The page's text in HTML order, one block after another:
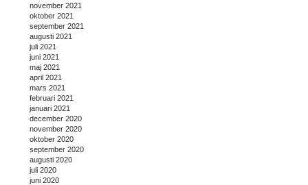
november 2021
oktober 2021
september 2021
augusti 2021
juli 2021
juni 2021
maj 2021
april 2021
mars 2021
februari 2021
januari 2021
december 2020
november 2020
oktober 2020
september 2020
augusti 2020
juli 2020
juni 2020